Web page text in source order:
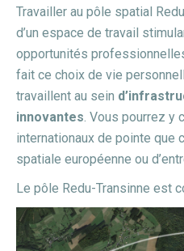
Travailler au pôle spatial
d’un espace de travail
opportunités
fait ce choix de vie
travaillent au sein
innovantes . Vous pourrez
internationaux de pointe que
spatiale européenne ou
Le pôle Redu-Transinne est